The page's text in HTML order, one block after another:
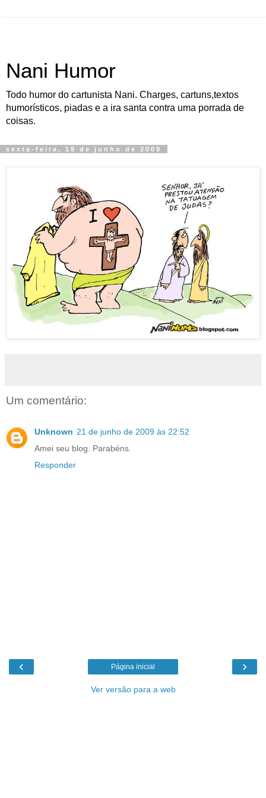
Nani Humor
Todo humor do cartunista Nani. Charges, cartuns,textos
humorísticos, piadas e a ira santa contra uma porrada de
coisas.
sexta-feira, 19 de junho de 2009
Um comentário:
Unknown 21 de junho de 2009 às 22:52
Amei seu blog. Parabéns.
Responder
‹ ›
Página inicial
Ver versão para a web